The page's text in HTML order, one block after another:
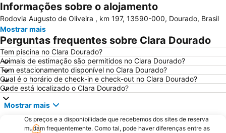
Ampliar mapa
Informações sobre o alojamento
Rodovia Augusto de Oliveira , km 197, 13590-000, Dourado, Brasil
Mostrar mais
Perguntas frequentes sobre Clara Dourado
Tem piscina no Clara Dourado?
Animais de estimação são permitidos no Clara Dourado?
Tem estacionamento disponível no Clara Dourado?
Qual é o horário de check-in e check-out no Clara Dourado?
Onde está localizado o Clara Dourado?
Mostrar mais
Os preços e a disponibilidade que recebemos dos sites de reserva
mudam frequentemente. Como tal, pode haver diferenças entre as